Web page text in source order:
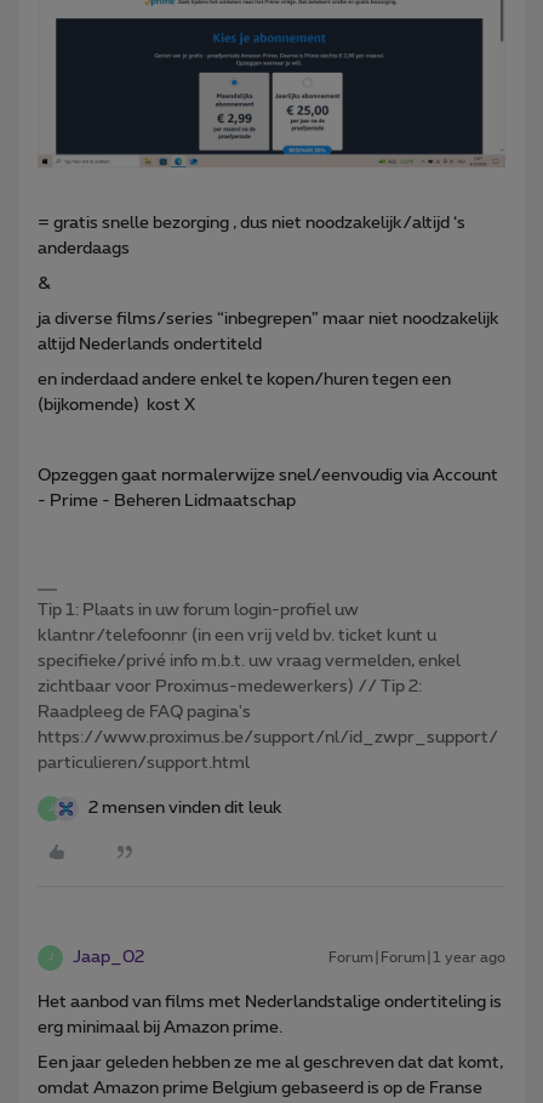
= gratis snelle bezorging , dus niet noodzakelijk/altijd ‘s
anderdaags
&
ja diverse films/series “inbegrepen” maar niet noodzakelijk
altijd Nederlands ondertiteld
en inderdaad andere enkel te kopen/huren tegen een
(bijkomende) kost X
Opzeggen gaat normalerwijze snel/eenvoudig via Account
- Prime - Beheren Lidmaatschap
Tip 1: Plaats in uw forum login-profiel uw
klantnr/telefoonnr (in een vrij veld bv. ticket kunt u
specifieke/privé info m.b.t. uw vraag vermelden, enkel
zichtbaar voor Proximus-medewerkers) // Tip 2:
Raadpleeg de FAQ pagina's
https://www.proximus.be/support/nl/id_zwpr_support/
particulieren/support.html
J 2 mensen vinden dit leuk
J Jaap_02 Forum|Forum|1 year ago
Het aanbod van films met Nederlandstalige ondertiteling is
erg minimaal bij Amazon prime.
Een jaar geleden hebben ze me al geschreven dat dat komt,
omdat Amazon prime Belgium gebaseerd is op de Franse